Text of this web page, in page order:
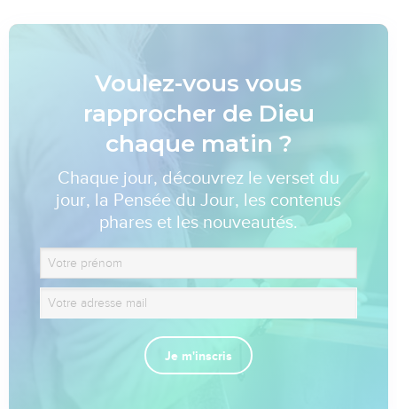
Voulez-vous vous
rapprocher de Dieu
chaque matin ?
Chaque jour, découvrez le verset du
jour, la Pensée du Jour, les contenus
phares et les nouveautés.
Je m'inscris